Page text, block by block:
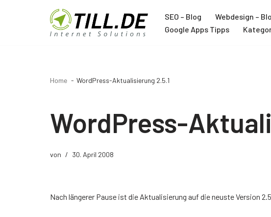
SEO – Blog Webdesign –
Google Tag Manager Agentur
Trainer
12 Jahre Google Trainer
Google Apps Tipps
Home WordPress-Aktualisierung 2.5.1
WordPress-
von 30. April 2008
Nach längerer Pause ist die Aktualisierung auf die neuste Version